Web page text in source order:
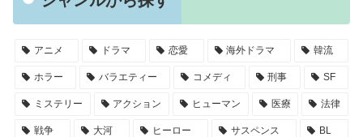
アニメ ドラマ 恋愛 海外ドラマ 韓流
ホラー バラエティー コメディ 刑事 SF
ミステリー アクション ヒューマン 医療 法律
戦争 大河 ヒーロー サスペンス BL